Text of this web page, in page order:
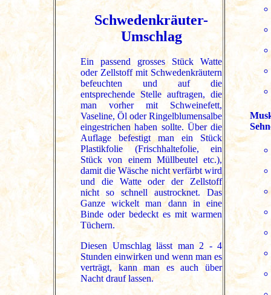
Schwedenkräuter-
Umschlag
Ein passend grosses Stück Watte
oder Zellstoff mit Schwedenkräutern
befeuchten und auf die
entsprechende Stelle auftragen, die
man vorher mit Schweinefett,
Vaseline, Öl oder Ringelblumensalbe
eingestrichen haben sollte. Über die
Auflage befestigt man ein Stück
Plastikfolie (Frischhaltefolie, ein
Stück von einem Müllbeutel etc.),
damit die Wäsche nicht verfärbt wird
und die Watte oder der Zellstoff
nicht so schnell austrocknet. Das
Ganze wickelt man dann in eine
Binde oder bedeckt es mit warmen
Tüchern.
Diesen Umschlag lässt man 2 - 4
Stunden einwirken und wenn man es
verträgt, kann man es auch über
Nacht drauf lassen.